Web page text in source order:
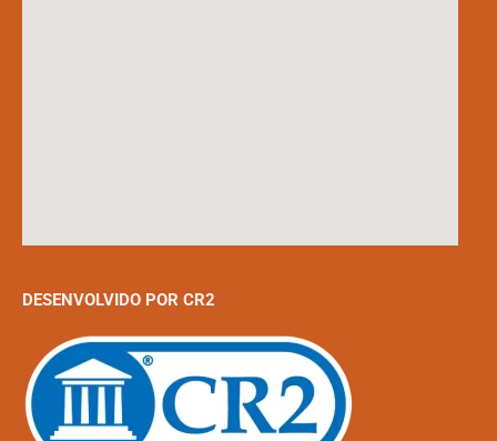
DESENVOLVIDO POR CR2